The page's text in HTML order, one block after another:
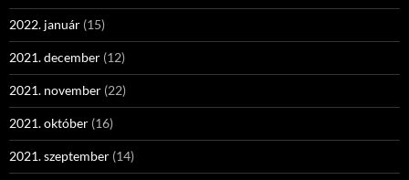
2022. január (15)
2021. december (12)
2021. november (22)
2021. október (16)
2021. szeptember (14)